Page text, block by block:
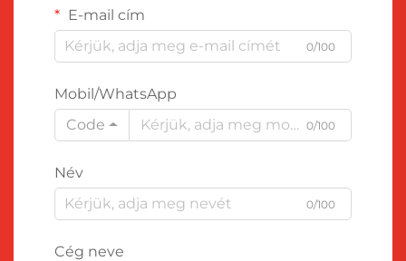
E-mail cím
0/100
Mobil/WhatsApp
Code
0/100
Név
0/100
Cég neve